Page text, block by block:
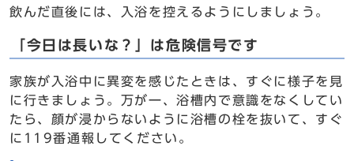
飲んだ直後には、入浴を控えるようにしましょう。
「今日は長いな？」は危険信号です
家族が入浴中に異変を感じたときは、すぐに様子を見
に行きましょう。万が一、浴槽内で意識をなくしてい
たら、顔が浸からないように浴槽の栓を抜いて、すぐ
に119番通報してください。